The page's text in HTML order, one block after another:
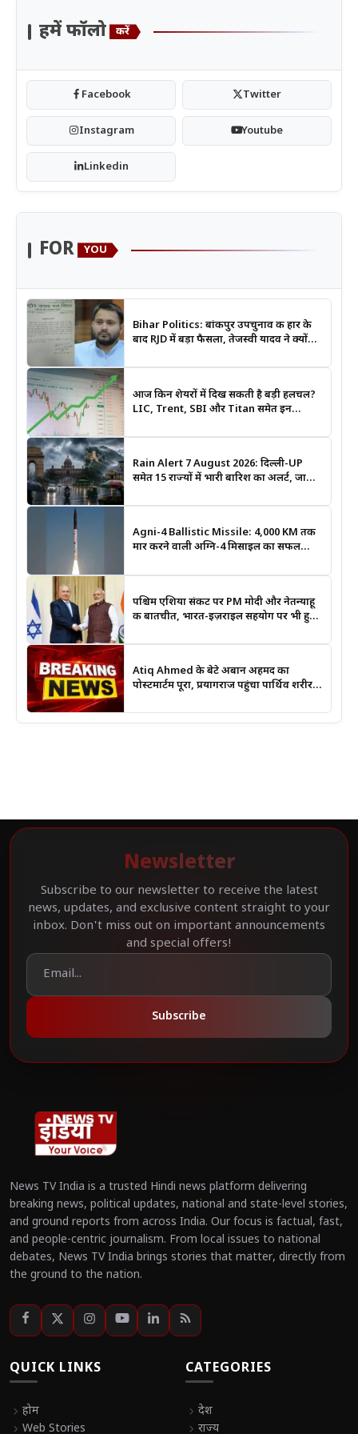
हमें फॉलो करें
Facebook Twitter
Instagram Youtube
Linkedin
FOR YOU
Bihar Politics: बांकीपुर उपचुनाव की हार के
बाद RJD में बड़ा फैसला, तेजस्वी यादव ने क्यों
आज किन शेयरों में दिख सकती है बड़ी हलचल?
LIC, Trent, SBI और Titan समेत इन
Rain Alert 7 August 2026: दिल्ली-UP
समेत 15 राज्यों में भारी बारिश का अलर्ट, जानिए
Agni-4 Ballistic Missile: 4,000 KM तक
मार करने वाली अग्नि-4 मिसाइल का सफल
मजबूत
पश्चिम एशिया संकट पर PM मोदी और नेतन्याहू
की बातचीत, भारत-इज़राइल सहयोग पर भी हुई
Atiq Ahmed के बेटे अबान अहमद का
पोस्टमार्टम पूरा, प्रयागराज पहुंचा पार्थिव शरीर;
Newsletter
Subscribe to our newsletter to receive the latest
news, updates, and exclusive content straight to your
inbox. Don't miss out on important announcements
and special offers!
Subscribe
News TV India is a trusted Hindi news platform delivering
breaking news, political updates, national and state-level stories,
and ground reports from across India. Our focus is factual, fast,
and people-centric journalism. From local issues to national
debates, News TV India brings stories that matter, directly from
the ground to the nation.
QUICK LINKS
chevron_right होम
chevron_right Web Stories
CATEGORIES
chevron_right देश
chevron_right राज्य